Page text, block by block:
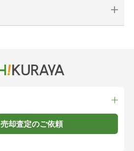
売却査定のご依頼